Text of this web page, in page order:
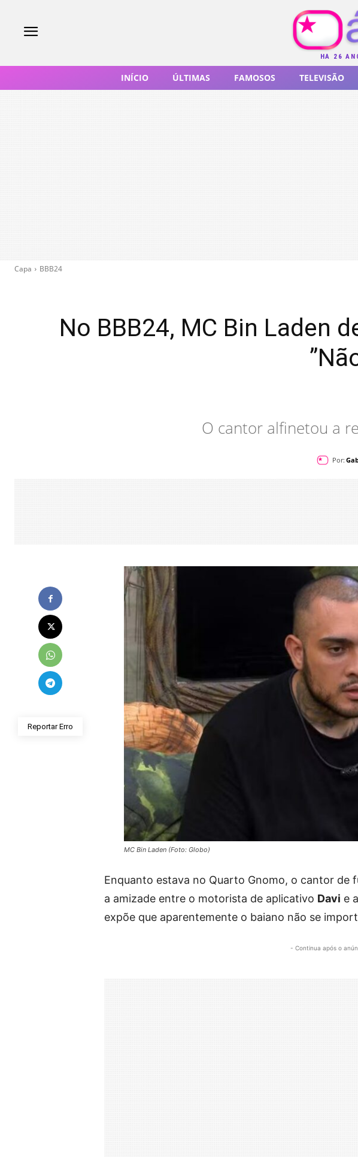
HÁ 26
INÍCIO ÚLTIMAS FAMOSOS TELEVISÃO
Capa BBB24
No BBB24, MC Bin Laden
O cantor alfinetou a
Por:
Reportar Erro
MC Bin Laden (Foto: Globo)
Enquanto estava no Quarto Gnomo, o cantor de
a amizade entre o motorista de aplicativo Davi e
expõe que aparentemente o baiano não se
- Continua após o